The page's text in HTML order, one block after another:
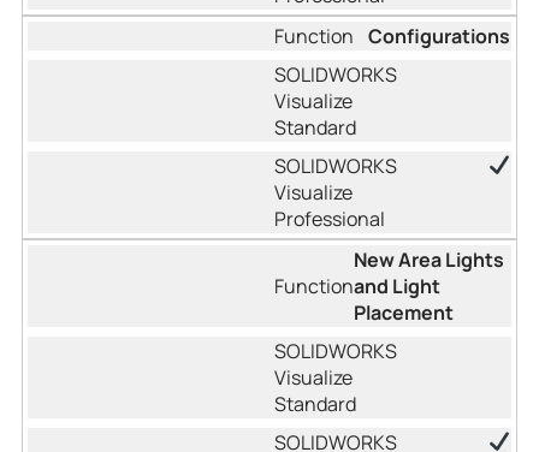
Configurations
New Area Lights
and Light
Placement